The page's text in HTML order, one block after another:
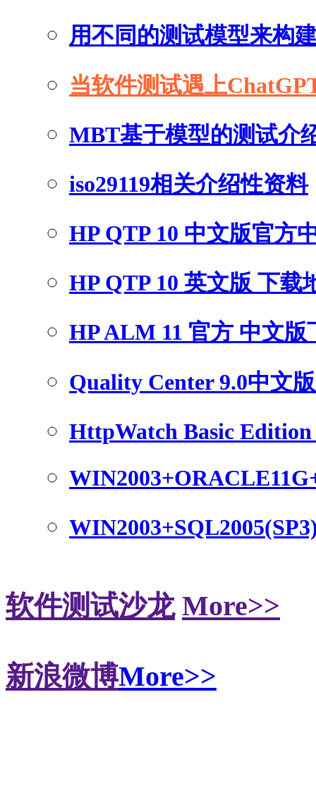
用不同的测试模型来构
当软件测试遇上
MBT基于模型的测试介
iso29119相关介绍性资料
HP QTP 10 中文版官方
HP QTP 10 英文版 下载
HP ALM 11 官方 中文版
Quality Center 9.0中文
HttpWatch Basic Edition
软件测试沙龙 More>>
新浪微博More>>